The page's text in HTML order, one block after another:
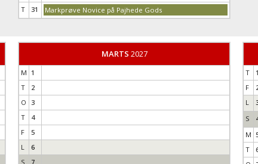
T
31 Markprøve Novice på Pajhede Gods
MARTS 2027
M 1
T
2
O 3
T
4
F
5
L
6
S
7
T
1
F
L
S
M
T